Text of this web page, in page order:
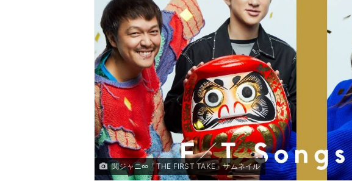
関ジャニ∞「THE FIRST TAKE」サムネイル